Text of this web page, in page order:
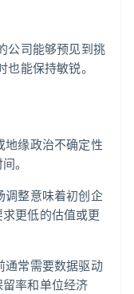
公司能够预见到挑
能保持敏锐。
地缘政治不确定性
。
调整意味着初创企
更低的估值或更
通常需要数据驱动
留率和单位经济